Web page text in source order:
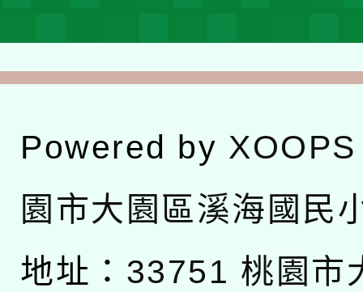
Powered by XOOPS
園市大園區溪海國民
地址： 33751 桃園市